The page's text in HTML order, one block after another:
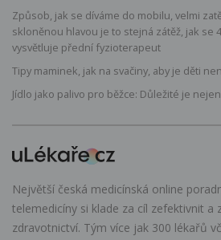
Způsob, jak se díváme do mobilu, velmi
skloněnou hlavou je to stejná zátěž, jak se
vysvětluje přední fyzioterapeut
Tipy maminek, jak na svačiny, aby je děti
Jídlo jako palivo pro běžce: Důležité je
Největší česká medicínská online
telemedicíny si klade za cíl zefektivnit a
zdravotnictví. Tým více jak 300 lékařů